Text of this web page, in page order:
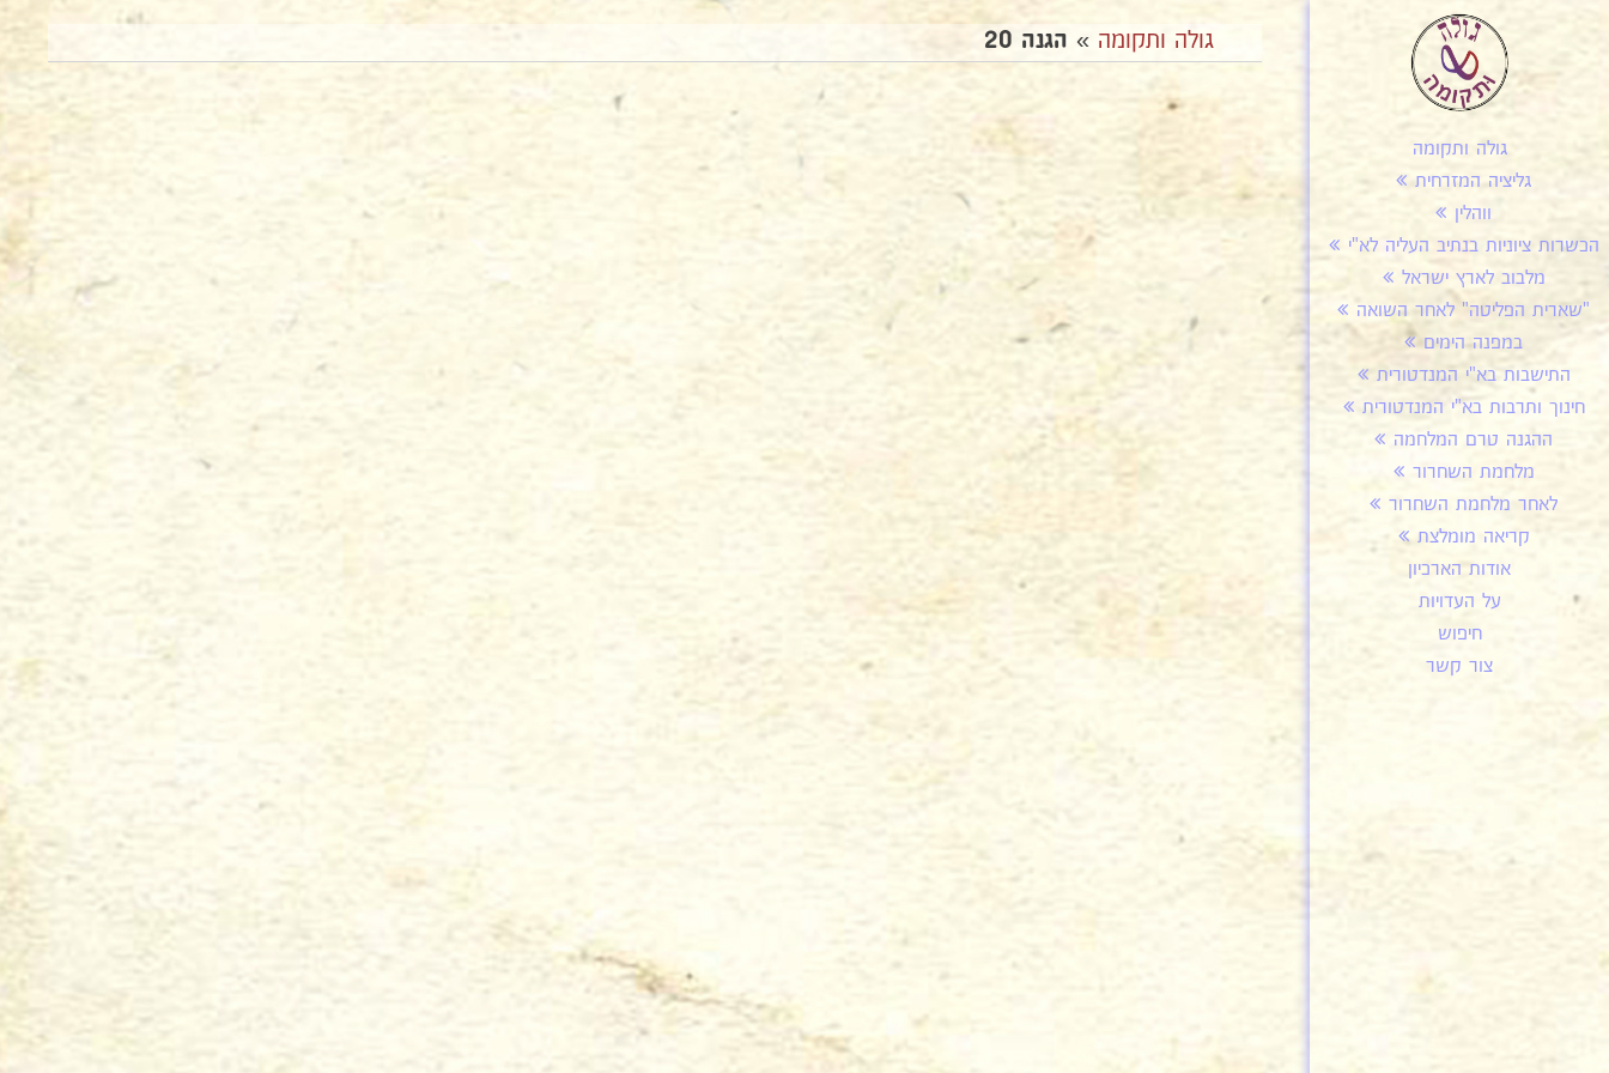
גולה ותקומה
גליציה המזרחית
ווהלין
הכשרות ציוניות בנתיב העליה לא"י
מלבוב לארץ ישראל
"שארית הפליטה" לאחר השואה
במפנה הימים
התישבות בא"י המנדטורית
חינוך ותרבות בא"י המנדטורית
ההגנה טרם המלחמה
מלחמת השחרור
לאחר מלחמת השחרור
קריאה מומלצת
אודות הארכיון
על העדויות
חיפוש
צור קשר
גולה ותקומה » הגנה 20